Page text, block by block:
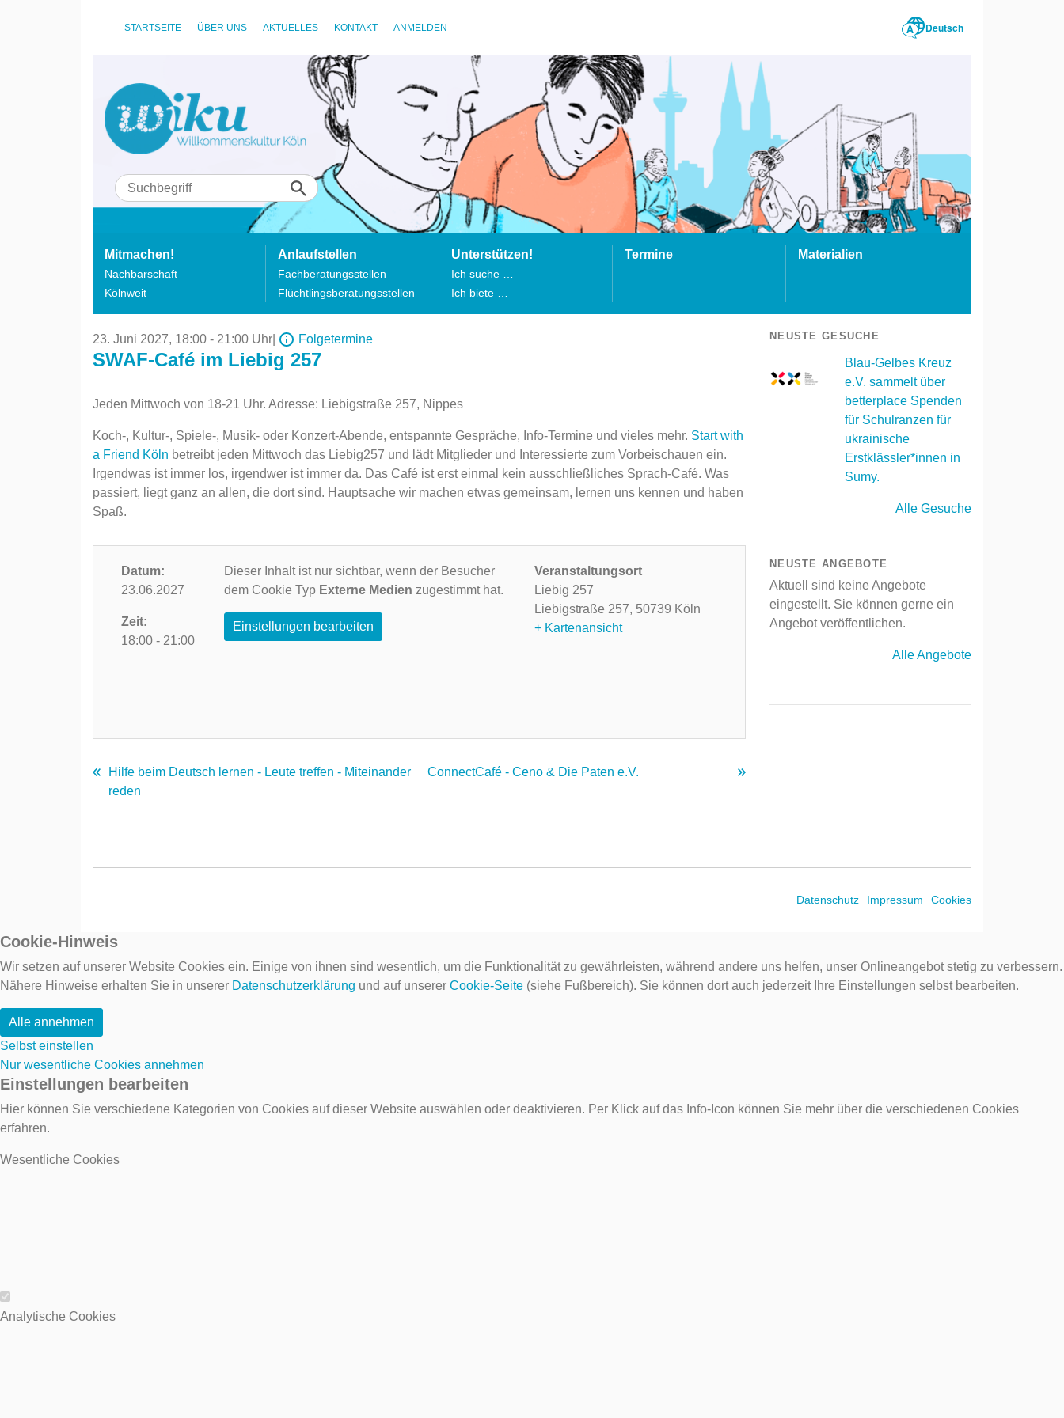
STARTSEITE ÜBER UNS AKTUELLES KONTAKT ANMELDEN Deutsch
Mitmachen!
Nachbarschaft
Kölnweit
Anlaufstellen
Fachberatungsstellen
Flüchtlingsberatungsstellen
Unterstützen!
Ich suche …
Ich biete …
Termine Materialien
23. Juni 2027, 18:00 - 21:00 Uhr Folgetermine
SWAF-Café im Liebig 257
Jeden Mittwoch von 18-21 Uhr. Adresse: Liebigstraße 257, Nippes
Koch-, Kultur-, Spiele-, Musik- oder Konzert-Abende, entspannte Gespräche, Info-Termine und vieles mehr. Start with
a Friend Köln betreibt jeden Mittwoch das Liebig257 und lädt Mitglieder und Interessierte zum Vorbeischauen ein.
Irgendwas ist immer los, irgendwer ist immer da. Das Café ist erst einmal kein ausschließliches Sprach-Café. Was
passiert, liegt ganz an allen, die dort sind. Hauptsache wir machen etwas gemeinsam, lernen uns kennen und haben
Spaß.
Datum:
23.06.2027
Zeit:
18:00 - 21:00
Dieser Inhalt ist nur sichtbar, wenn der Besucher
dem Cookie Typ Externe Medien zugestimmt hat.
Einstellungen bearbeiten
Veranstaltungsort
Liebig 257
Liebigstraße 257, 50739 Köln
+ Kartenansicht
Hilfe beim Deutsch lernen - Leute treffen - Miteinander
reden
ConnectCafé - Ceno & Die Paten e.V.
NEUSTE GESUCHE
Blau-Gelbes Kreuz
e.V. sammelt über
betterplace Spenden
für Schulranzen für
ukrainische
Erstklässler*innen in
Sumy.
Alle Gesuche
NEUSTE ANGEBOTE
Aktuell sind keine Angebote
eingestellt. Sie können gerne ein
Angebot veröffentlichen.
Alle Angebote
Datenschutz Impressum Cookies
Cookie-Hinweis
Wir setzen auf unserer Website Cookies ein. Einige von ihnen sind wesentlich, um die Funktionalität zu gewährleisten, während andere uns helfen, unser Onlineangebot stetig zu verbessern.
Nähere Hinweise erhalten Sie in unserer Datenschutzerklärung und auf unserer Cookie-Seite (siehe Fußbereich). Sie können dort auch jederzeit Ihre Einstellungen selbst bearbeiten.
Alle annehmen
Selbst einstellen
Nur wesentliche Cookies annehmen
Einstellungen bearbeiten
Hier können Sie verschiedene Kategorien von Cookies auf dieser Website auswählen oder deaktivieren. Per Klick auf das Info-Icon können Sie mehr über die verschiedenen Cookies
erfahren.
Wesentliche Cookies
Wesentliche Cookies
Analytische Cookies